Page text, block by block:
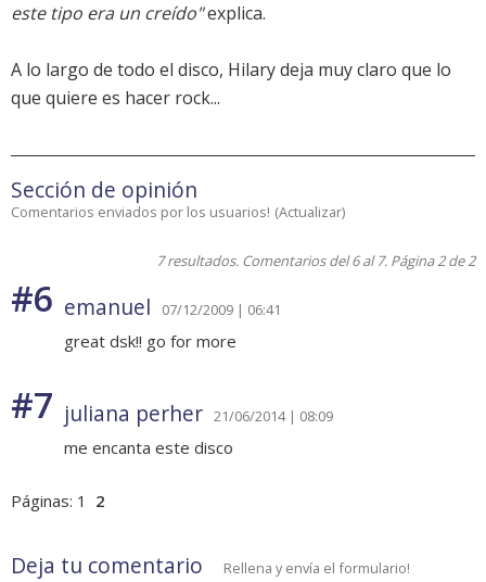
este tipo era un creído"explica.
A lo largo de todo el disco, Hilary deja muy claro que lo
que quiere es hacer rock...
Sección de opinión
Comentarios enviados por los usuarios! (Actualizar)
7 resultados. Comentarios del 6 al 7. Página 2 de 2
#6 emanuel 07/12/2009 | 06:41
great dsk!! go for more
#7 juliana perher 21/06/2014 | 08:09
me encanta este disco
Páginas: 1 2
Deja tu comentario Rellena y envía el formulario!